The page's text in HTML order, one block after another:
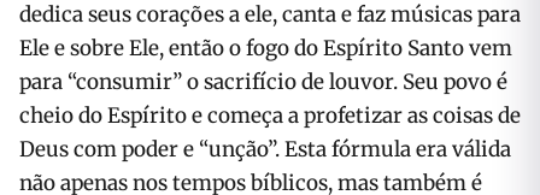
dedica seus corações a ele, canta e faz músicas para
Ele e sobre Ele, então o fogo do Espírito Santo vem
para “consumir” o sacrifício de louvor. Seu povo é
cheio do Espírito e começa a profetizar as coisas de
Deus com poder e “unção”. Esta fórmula era válida
não apenas nos tempos bíblicos, mas também é